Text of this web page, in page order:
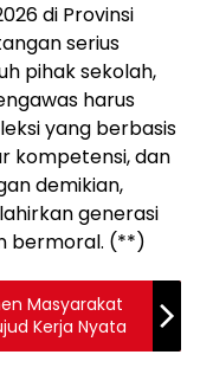
di Provinsi
serius
pihak sekolah,
harus
yang berbasis
kompetensi, dan
demikian,
generasi
bermoral. (**)
Masyarakat
Kerja Nyata